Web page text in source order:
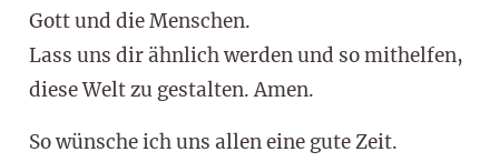
Gott und die Menschen.
Lass uns dir ähnlich werden und so mithelfen,
diese Welt zu gestalten. Amen.
So wünsche ich uns allen eine gute Zeit.